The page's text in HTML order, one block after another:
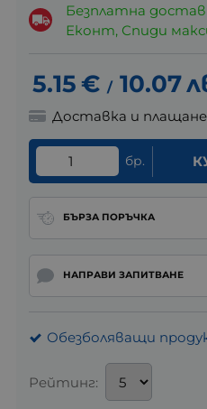
Безплатна
Еконт, Спиди
5.15€ / 10.07
Доставка и плащане
бр.
БЪРЗА ПОРЪЧКА
НАПРАВИ ЗАПИТВАНЕ
Обезболяващи
Рейтинг: